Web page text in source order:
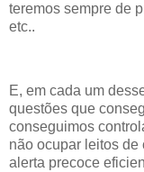
teremos sempre de
etc..
E, em cada um
questões que
conseguimos
não ocupar leitos
alerta precoce